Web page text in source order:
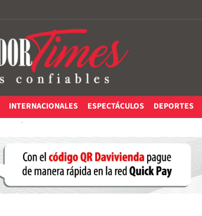
INTERNACIONALES ESPECTÁCULOS DEPORTES